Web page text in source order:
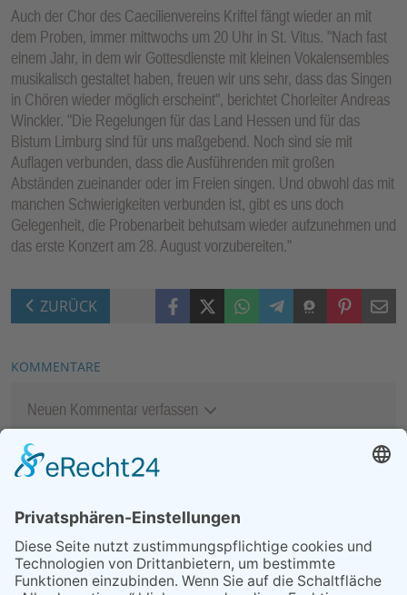
Auch der Chor des Caecilienvereins Kriftel fängt wieder an mit
dem Proben, immer mittwochs um 20 Uhr in St. Vitus. "Nach fast
einem Jahr, in dem wir Gottesdienste mit kleinen Vokalensembles
musikalisch gestaltet haben, freuen wir uns sehr, dass das Singen
in Chören wieder möglich erscheint", berichtet Chorleiter Andreas
Winckler. "Die Regelungen für das Land Hessen und für das
Bistum Limburg sind für uns maßgebend. Noch sind sie mit
Auflagen verbunden, dass die Ausführenden mit großen
Abständen zueinander oder im Freien singen. Und obwohl das mit
manchen Schwierigkeiten verbunden ist, gibt es uns doch
Gelegenheit, die Probenarbeit behutsam wieder aufzunehmen und
das erste Konzert am 28. August vorzubereiten."
ZURÜCK FacebookX (Twitter)WhatsAppTelegramThreemaPinterestMail
KOMMENTARE
Neuen Kommentar verfassen
MEIST GELESEN
07.08.2026
„Männerschuppen“ stellt sich
vor
29.05.2026
Was Tschernobyl vor 40
Jahren für Kriftel bedeutete